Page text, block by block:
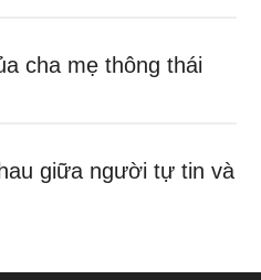
cha mẹ thông thái
giữa người tự tin và